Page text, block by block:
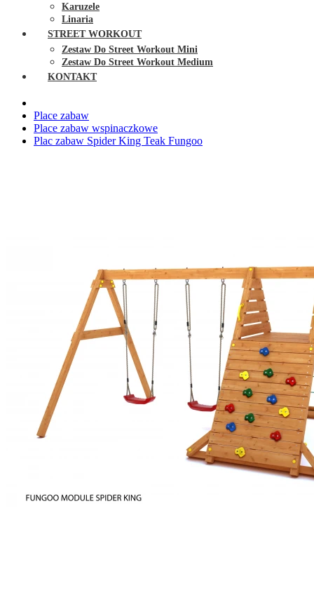
Karuzele
Linaria
STREET WORKOUT
Zestaw Do Street Workout Mini
Zestaw Do Street Workout Medium
KONTAKT
Place zabaw
Place zabaw wspinaczkowe
Plac zabaw Spider King Teak Fungoo